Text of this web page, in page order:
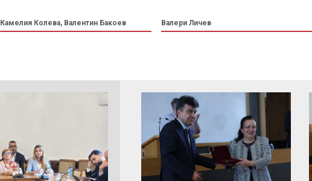
Камелия Колева, Валентин Бакоев Валери Личев